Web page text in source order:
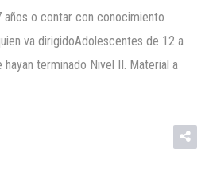
años o contar con conocimiento
va dirigidoAdolescentes de 12 a
terminado Nivel II. Material a